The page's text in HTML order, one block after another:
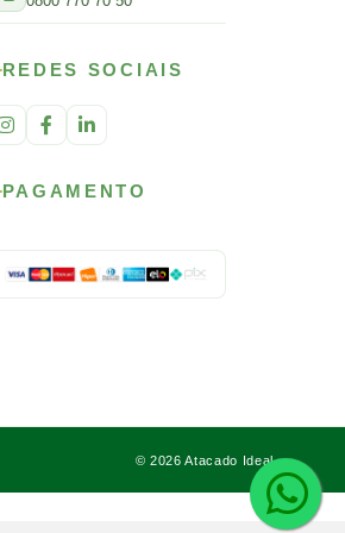
REDES SOCIAIS
PAGAMENTO
© 2026 Atacado Ideal